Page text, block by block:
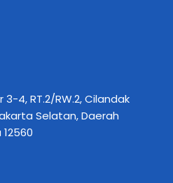
4, RT.2/RW.2, Cilandak
Selatan, Daerah